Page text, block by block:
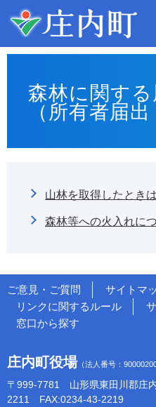
このページ
森林に関す
（所有者届
山林を取得したとき
森林等への火入れに
ご意見・ご質問 サイトマ
リンクに関するルール
窓口から探す
庄内町役場（法人番号：
〒999-7781 山形県東田川郡庄
2211 FAX:0234-43-2219